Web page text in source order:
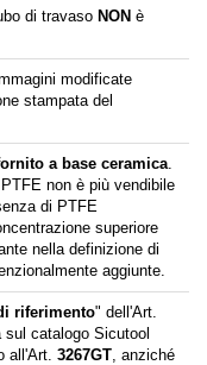
di travaso NON è
modificate
stampata del
a base ceramica.
PTFE non è più vendibile
di PTFE
superiore
nella definizione di
aggiunte.
riferimento" dell'Art.
catalogo Sicutool
all'Art. 3267GT, anziché